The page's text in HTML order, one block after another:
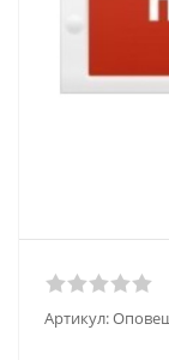
Артикул: